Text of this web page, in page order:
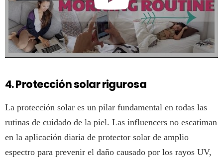
4. Protección solar rigurosa
La protección solar es un pilar fundamental en todas las
rutinas de cuidado de la piel. Las influencers no escatiman
en la aplicación diaria de protector solar de amplio
espectro para prevenir el daño causado por los rayos UV,